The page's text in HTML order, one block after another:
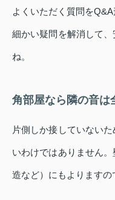
よくいただく質問をQ&A
細かい疑問を解消して
ね。
角部屋なら隣の音は
片側しか接していない
いわけではありません
造など）にもよりますの